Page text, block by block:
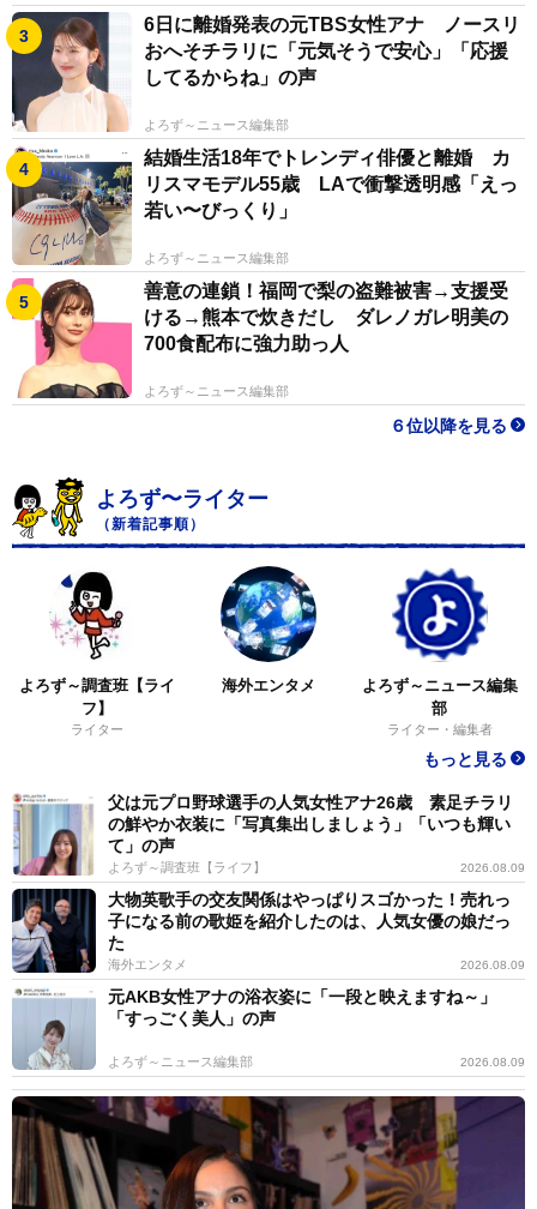
6日に離婚発表の元TBS女性アナ ノースリ
おへそチラリに「元気そうで安心」「応援
してるからね」の声
よろず～ニュース編集部
結婚生活18年でトレンディ俳優と離婚 カ
リスマモデル55歳 LAで衝撃透明感「えっ
若い〜びっくり」
よろず～ニュース編集部
善意の連鎖！福岡で梨の盗難被害→支援受
ける→熊本で炊きだし ダレノガレ明美の
700食配布に強力助っ人
よろず～ニュース編集部
６位以降を見る
よろず〜ライター
（新着記事順）
よろず～調査班【ライ
フ】
ライター
海外エンタメ
よろず～ニュース編集
部
ライター・編集者
もっと見る
父は元プロ野球選手の人気女性アナ26歳 素足チラリ
の鮮やか衣装に「写真集出しましょう」「いつも輝い
て」の声
よろず～調査班【ライフ】 2026.08.09
大物英歌手の交友関係はやっぱりスゴかった！売れっ
子になる前の歌姫を紹介したのは、人気女優の娘だっ
た
海外エンタメ 2026.08.09
元AKB女性アナの浴衣姿に「一段と映えますね～」
「すっごく美人」の声
よろず～ニュース編集部 2026.08.09